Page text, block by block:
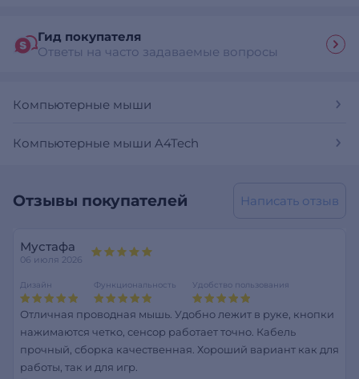
Гид покупателя
Ответы на часто задаваемые вопросы
Компьютерные мыши
Компьютерные мыши A4Tech
Отзывы покупателей Написать отзыв
Мустафа
06 июля 2026
Дизайн Функциональность Удобство пользования
Отличная проводная мышь. Удобно лежит в руке, кнопки
нажимаются четко, сенсор работает точно. Кабель
прочный, сборка качественная. Хороший вариант как для
работы, так и для игр.